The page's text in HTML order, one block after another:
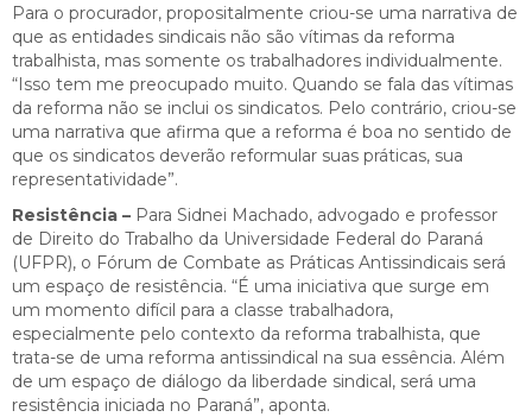
Para o procurador, propositalmente criou-se uma narrativa de
que as entidades sindicais não são vítimas da reforma
trabalhista, mas somente os trabalhadores individualmente.
“Isso tem me preocupado muito. Quando se fala das vítimas
da reforma não se inclui os sindicatos. Pelo contrário, criou-se
uma narrativa que afirma que a reforma é boa no sentido de
que os sindicatos deverão reformular suas práticas, sua
representatividade”.
Resistência – Para Sidnei Machado, advogado e professor
de Direito do Trabalho da Universidade Federal do Paraná
(UFPR), o Fórum de Combate as Práticas Antissindicais será
um espaço de resistência. “É uma iniciativa que surge em
um momento difícil para a classe trabalhadora,
especialmente pelo contexto da reforma trabalhista, que
trata-se de uma reforma antissindical na sua essência. Além
de um espaço de diálogo da liberdade sindical, será uma
resistência iniciada no Paraná”, aponta.